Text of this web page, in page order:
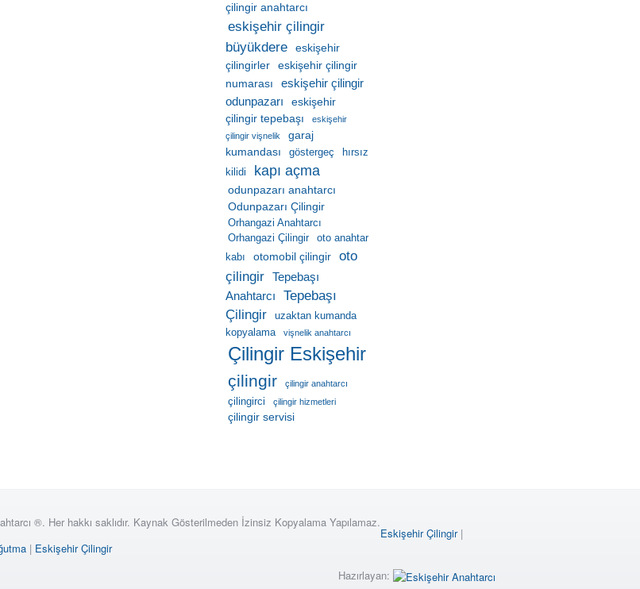
çilingir anahtarcı
eskişehir çilingir
büyükdere
eskişehir
çilingirler
eskişehir çilingir
numarası
eskişehir çilingir
odunpazarı
eskişehir
çilingir tepebaşı
eskişehir
çilingir vişnelik
garaj
kumandası
göstergeç
hırsız
kilidi
kapı açma
odunpazarı anahtarcı
Odunpazarı Çilingir
Orhangazi Anahtarcı
Orhangazi Çilingir
oto anahtar
kabı
otomobil çilingir
oto
çilingir Tepebaşı
Anahtarcı
Tepebaşı
Çilingir
uzaktan kumanda
kopyalama
vişnelik anahtarcı
Çilingir Eskişehir
çilingir çilingir anahtarcı
çilingirci çilingir hizmetleri
çilingir servisi
®. Her hakkı saklıdır. Kaynak Gösterilmeden İzinsiz Kopyalama Yapılamaz.
Eskişehir Çilingir|
| Eskişehir Çilingir
Hazırlayan: